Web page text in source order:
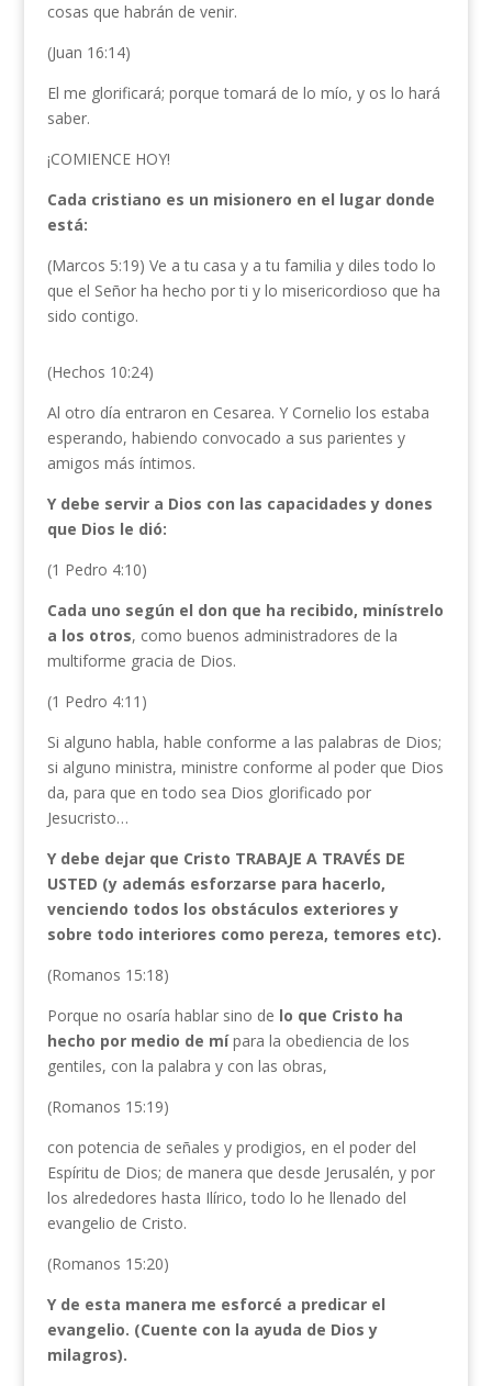
cosas que habrán de venir.
(Juan 16:14)
El me glorificará; porque tomará de lo mío, y os lo hará
saber.
¡COMIENCE HOY!
Cada cristiano es un misionero en el lugar donde
está:
(Marcos 5:19) Ve a tu casa y a tu familia y diles todo lo
que el Señor ha hecho por ti y lo misericordioso que ha
sido contigo.
(Hechos 10:24)
Al otro día entraron en Cesarea. Y Cornelio los estaba
esperando, habiendo convocado a sus parientes y
amigos más íntimos.
Y debe servir a Dios con las capacidades y dones
que Dios le dió:
(1 Pedro 4:10)
Cada uno según el don que ha recibido, minístrelo
a los otros, como buenos administradores de la
multiforme gracia de Dios.
(1 Pedro 4:11)
Si alguno habla, hable conforme a las palabras de Dios;
si alguno ministra, ministre conforme al poder que Dios
da, para que en todo sea Dios glorificado por
Jesucristo…
Y debe dejar que Cristo TRABAJE A TRAVÉS DE
USTED (y además esforzarse para hacerlo,
venciendo todos los obstáculos exteriores y
sobre todo interiores como pereza, temores etc).
(Romanos 15:18)
Porque no osaría hablar sino de lo que Cristo ha
hecho por medio de mípara la obediencia de los
gentiles, con la palabra y con las obras,
(Romanos 15:19)
con potencia de señales y prodigios, en el poder del
Espíritu de Dios; de manera que desde Jerusalén, y por
los alrededores hasta Ilírico, todo lo he llenado del
evangelio de Cristo.
(Romanos 15:20)
Y de esta manera me esforcé a predicar el
evangelio. (Cuente con la ayuda de Dios y
milagros).